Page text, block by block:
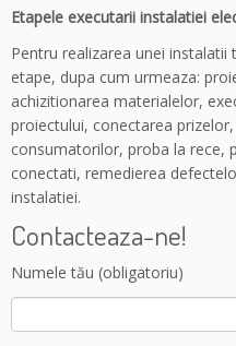
Etapele executarii instalatiei
Pentru realizarea unei instalatii
etape, dupa cum urmeaza:
achizitionarea materialelor,
proiectului, conectarea
consumatorilor, proba la rece,
conectati, remedierea
instalatiei.
Contacteaza-ne!
Numele tău (obligatoriu)